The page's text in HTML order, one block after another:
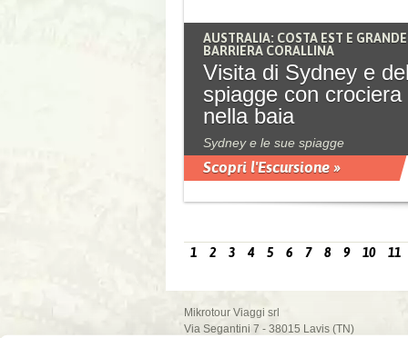
AUSTRALIA: COSTA EST E GRANDE
BARRIERA CORALLINA
Visita di Sydney e
spiagge con crociera
nella baia
Sydney e le sue spiagge
Scopri l'Escursione »
1 2 3 4 5 6 7 8 9 10 11
Mikrotour Viaggi srl
Via Segantini 7 - 38015 Lavis (TN)